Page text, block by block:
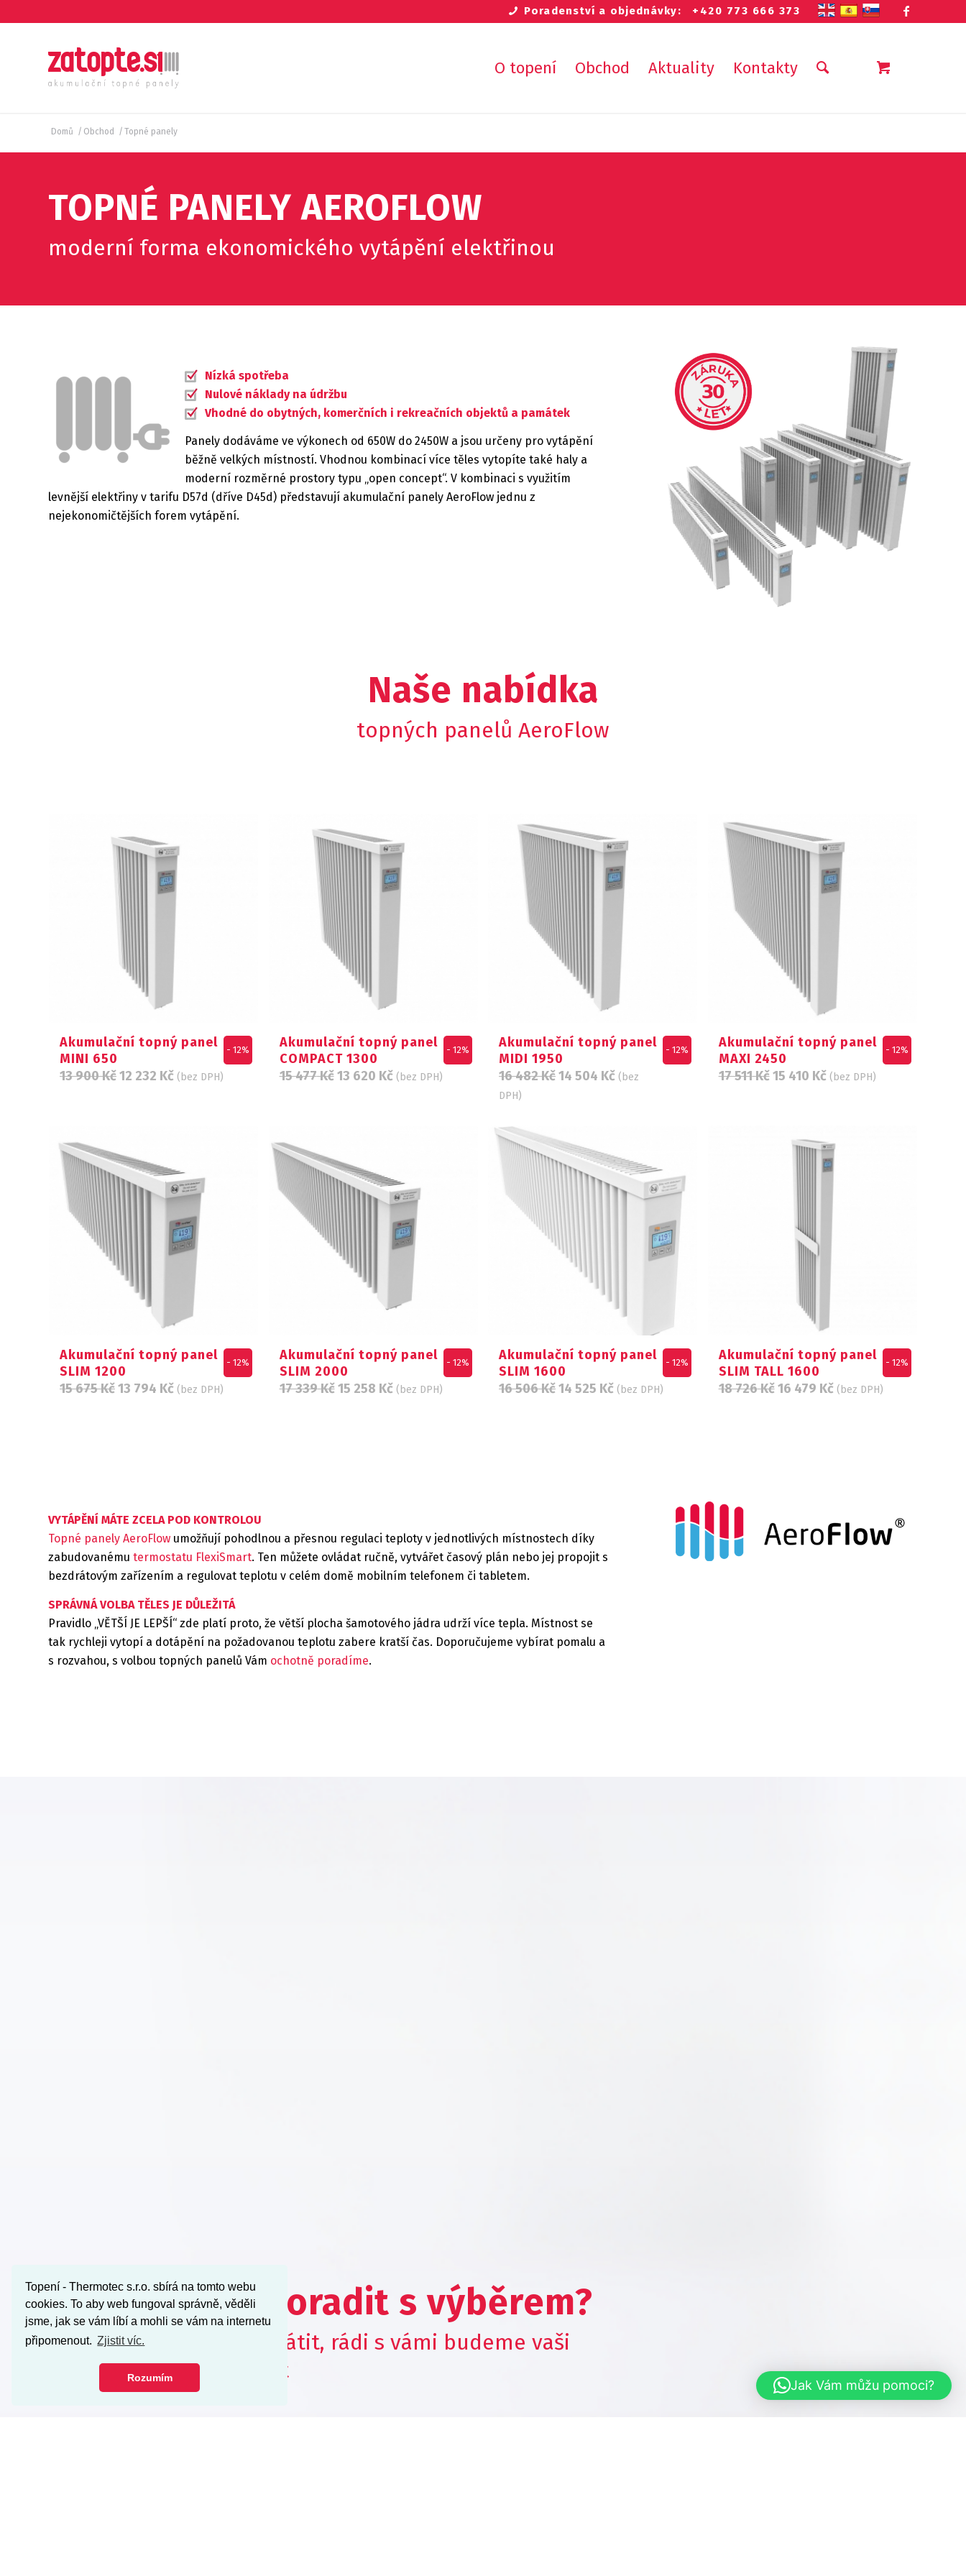
Topení - Thermotec s.r.o. sbírá na tomto webu
cookies. To aby web fungoval správně, věděli
jsme, jak se vám líbí a mohli se vám na internetu
připomenout. Zjistit víc.
Rozumím
Poradenství a objednávky: +420 773 666 373
O topení Obchod Aktuality Kontakty
Domů / Obchod / Topné panely
TOPNÉ PANELY AEROFLOW
moderní forma ekonomického vytápění elektřinou
Nízká spotřeba
Nulové náklady na údržbu
Vhodné do obytných, komerčních i rekreačních objektů a památek
Panely dodáváme ve výkonech od 650W do 2450W a jsou určeny pro vytápění
běžně velkých místností. Vhodnou kombinací více těles vytopíte také haly a
moderní rozměrné prostory typu „open concept“. V kombinaci s využitím
levnější elektřiny v tarifu D57d (dříve D45d) představují akumulační panely AeroFlow jednu z
nejekonomičtějších forem vytápění.
Naše nabídka
topných panelů AeroFlow
Akumulační topný panel
MINI 650
13 900Kč12 232 Kč (bez DPH)
- 12%
Akumulační topný panel
COMPACT 1300
15 477Kč 13 620 Kč (bez DPH)
- 12%
Akumulační topný panel
MIDI 1950
16 482Kč14 504 Kč (bez
DPH)
- 12%
Akumulační topný panel
MAXI 2450
17 511Kč 15 410 Kč (bez DPH)
- 12%
Akumulační topný panel
SLIM 1200
15 675Kč13 794 Kč (bez DPH)
- 12%
Akumulační topný panel
SLIM 2000
17 339Kč 15 258 Kč (bez DPH)
- 12%
Akumulační topný panel
SLIM 1600
16 506Kč14 525 Kč (bez DPH)
- 12%
Akumulační topný panel
SLIM TALL 1600
18 726Kč 16 479 Kč (bez DPH)
- 12%
VYTÁPĚNÍ MÁTE ZCELA POD KONTROLOU
Topné panely AeroFlow umožňují pohodlnou a přesnou regulaci teploty v jednotlivých místnostech díky
zabudovanému termostatu FlexiSmart. Ten můžete ovládat ručně, vytvářet časový plán nebo jej propojit s
bezdrátovým zařízením a regulovat teplotu v celém domě mobilním telefonem či tabletem.
SPRÁVNÁ VOLBA TĚLES JE DŮLEŽITÁ
Pravidlo „VĚTŠÍ JE LEPŠÍ“ zde platí proto, že větší plocha šamotového jádra udrží více tepla. Místnost se
tak rychleji vytopí a dotápění na požadovanou teplotu zabere kratší čas. Doporučujeme vybírat pomalu a
s rozvahou, s volbou topných panelů Vám ochotně poradíme.
Potřebujete poradit s výběrem?
neváhejte se na nás obrátit, rádi s vámi budeme vaši
objednávku konzultovat
Jak Vám můžu pomoci?